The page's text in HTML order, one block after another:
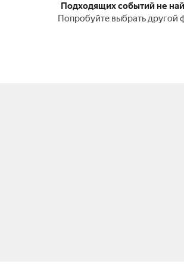
Подходящих событий не
Попробуйте выбрать другой